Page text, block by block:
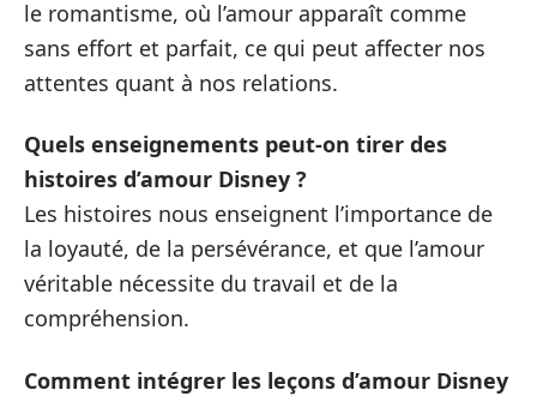
le romantisme, où l’amour apparaît comme
sans effort et parfait, ce qui peut affecter nos
attentes quant à nos relations.
Quels enseignements peut-on tirer des
histoires d’amour Disney ?
Les histoires nous enseignent l’importance de
la loyauté, de la persévérance, et que l’amour
véritable nécessite du travail et de la
compréhension.
Comment intégrer les leçons d’amour Disney